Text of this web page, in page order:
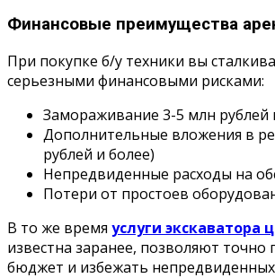
Финансовые преимущества
При покупке б/у техники вы
серьезными финансовыми рисками:
Замораживание 3-5 млн рублей
Дополнительные вложения в
рублей и более)
Непредвиденные расходы на
Потери от простоев
В то же время услуги экскаватора
известна заранее, позволяют точно
бюджет и избежать непредвиденных